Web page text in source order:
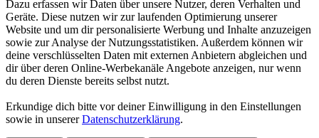
Dazu erfassen wir Daten über unsere Nutzer, deren Verhalten und
Geräte. Diese nutzen wir zur laufenden Optimierung unserer
Website und um dir personalisierte Werbung und Inhalte anzuzeigen
sowie zur Analyse der Nutzungsstatistiken. Außerdem können wir
deine verschlüsselten Daten mit externen Anbietern abgleichen und
dir über deren Online-Werbekanäle Angebote anzeigen, nur wenn
du deren Dienste bereits selbst nutzt.
Erkundige dich bitte vor deiner Einwilligung in den Einstellungen
sowie in unsererDatenschutzerklärung.